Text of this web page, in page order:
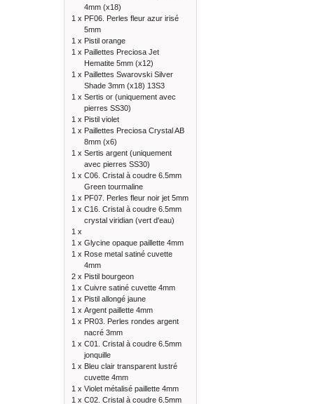
4mm (x18)
1 x PF06. Perles fleur azur irisé
5mm
1 x Pistil orange
1 x Paillettes Preciosa Jet
Hematite 5mm (x12)
1 x Paillettes Swarovski Silver
Shade 3mm (x18) 13S3
1 x Sertis or (uniquement avec
pierres SS30)
1 x Pistil violet
1 x Paillettes Preciosa Crystal AB
8mm (x6)
1 x Sertis argent (uniquement
avec pierres SS30)
1 x C06. Cristal à coudre 6.5mm
Green tourmaline
1 x PF07. Perles fleur noir jet 5mm
1 x C16. Cristal à coudre 6.5mm
crystal viridian (vert d'eau)
1 x
1 x Glycine opaque paillette 4mm
1 x Rose metal satiné cuvette
4mm
2 x Pistil bourgeon
1 x Cuivre satiné cuvette 4mm
1 x Pistil allongé jaune
1 x Argent paillette 4mm
1 x PR03. Perles rondes argent
nacré 3mm
1 x C01. Cristal à coudre 6.5mm
jonquille
1 x Bleu clair transparent lustré
cuvette 4mm
1 x Violet métalisé paillette 4mm
1 x C02. Cristal à coudre 6.5mm